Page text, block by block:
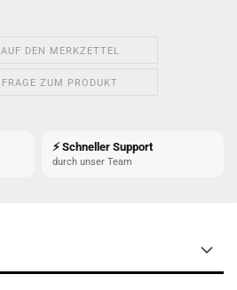
AUF DEN MERKZETTEL
FRAGE ZUM PRODUKT
⚡ Schneller Support
durch unser Team